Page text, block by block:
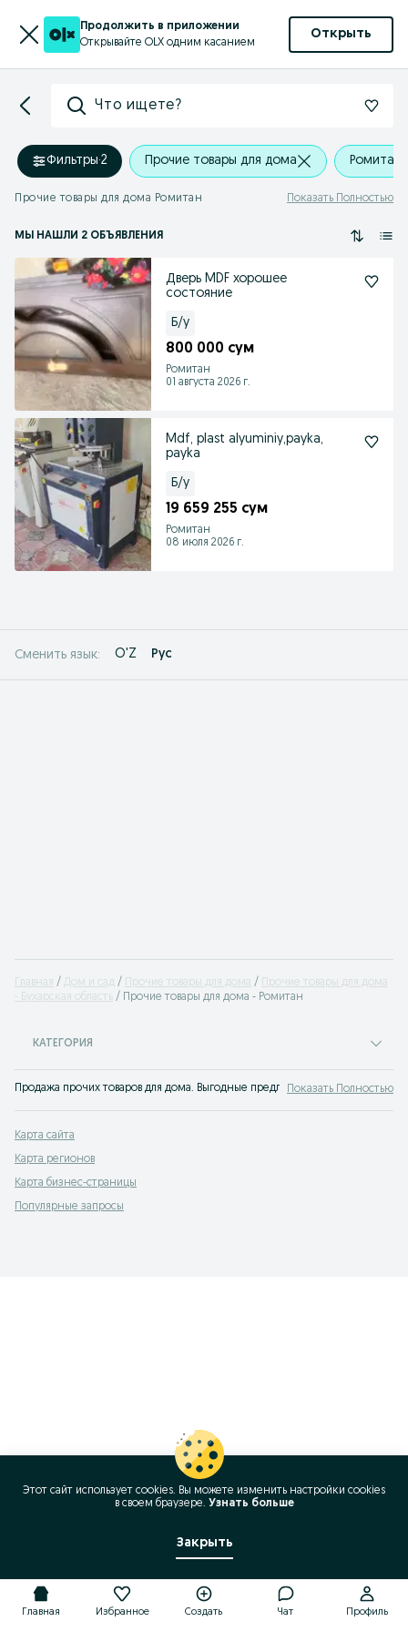
Продолжить в приложении
Открывайте OLX одним касанием
Открыть
Что ищете?
Фильтры·2 Прочие товары для дома Ромитан
Прочие товары для дома Ромитан Показать Полностью
МЫ НАШЛИ 2 ОБЪЯВЛЕНИЯ
Дверь MDF хорошее
состояние
Б/у
800 000 сум
Ромитан
01 августа 2026 г.
Mdf, plast alyuminiy,payka,
payka
Б/у
19 659 255 сум
Ромитан
08 июля 2026 г.
Сменить язык: O'Z Рус
Главная Дом и сад Прочие товары для дома
Прочие товары для дома
- Бухарская область
Прочие товары для дома - Ромитан
КАТЕГОРИЯ
Продажа прочих товаров для дома. Выгодные предложения купить другие
Показать Полностью
Карта сайта
Карта регионов
Карта бизнес-страницы
Популярные запросы
Главная Избранное Создать Чат Профиль
Этот сайт использует cookies. Вы можете изменить настройки cookies
в своeм браузере. Узнать больше
Закрыть